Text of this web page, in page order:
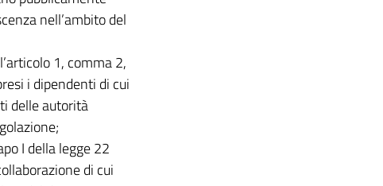
nell’ambito del
1, comma 2,
i dipendenti di cui
delle autorità
I della legge 22
di cui